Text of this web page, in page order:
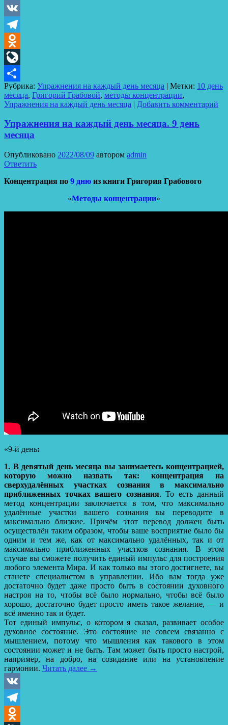
VK
Telegram
Odnoklassniki
LiveJournal
Отправить
Рубрика: Упражнения на каждый день месяца | Метки: 10 день
месяца, Григорий Грабовой, методы концентрации,
Упражнения на каждый день месяца | Добавить комментарий
Упражнения на каждый день месяца. 9 день
месяца
Опубликовано 2022/08/09 автором admin
Ответить
Концентрация по 9 дню из книги Григория Грабового
«Методы концентрации»
«9-й день:
1. В девятый день месяца вы занимаетесь концентрацией,
которую можно назвать так: концентрация на
сверхудалённых участках сознания в максимально
приближенных точках вашего сознания. То есть данный
метод концентрации заключается в том, что максимально
удалённые участки вашего сознания вы переводите в
максимально близкие. Причём этот перевод должен быть
осуществлён таким образом, чтобы ваше восприятие было бы
одним и тем же, как от максимально удалённых, так и от
максимально приближенных участков сознания. В этом
случае вы сможете получить единый импульс для построения
любого элемента Мира. И как только вы этого достигнете, вы
станете специалистом в управлении. Ибо вам тогда уже
достаточно будет даже просто быть в состоянии духовного
настроя на то, чтобы всё было нормально, чтобы всё было
хорошо, достаточно будет просто иметь такое желание, — и
всё именно так и будет.
Тот единый импульс, о котором я сказал, развивает особое
духовное состояние. Это состояние не совсем связанно с
мышлением, потому что мышления как такового в этом
состоянии может и не быть. Там может быть просто настрой,
например, на добро, на созидание или на установление
гармонии. Читать далее →
VK
Telegram